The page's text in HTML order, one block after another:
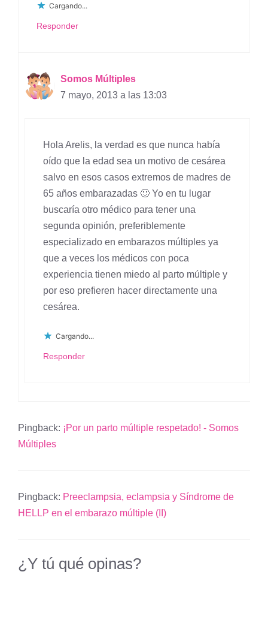
Cargando...
Responder
Somos Múltiples
7 mayo, 2013 a las 13:03
Hola Arelis, la verdad es que nunca había
oído que la edad sea un motivo de cesárea
salvo en esos casos extremos de madres de
65 años embarazadas 🙂 Yo en tu lugar
buscaría otro médico para tener una
segunda opinión, preferiblemente
especializado en embarazos múltiples ya
que a veces los médicos con poca
experiencia tienen miedo al parto múltiple y
por eso prefieren hacer directamente una
cesárea.
Cargando...
Responder
Pingback: ¡Por un parto múltiple respetado! - Somos
Múltiples
Pingback: Preeclampsia, eclampsia y Síndrome de
HELLP en el embarazo múltiple (II)
¿Y tú qué opinas?